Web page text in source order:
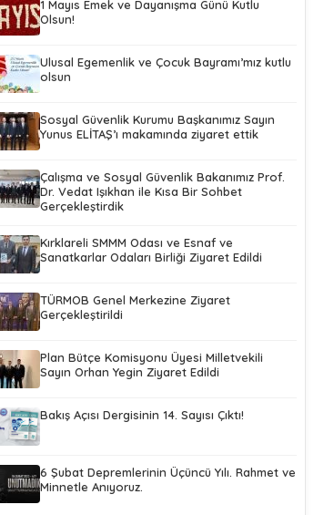
1 Mayıs Emek ve Dayanışma Günü Kutlu
Olsun!
Ulusal Egemenlik ve Çocuk Bayramı’mız kutlu
olsun
Sosyal Güvenlik Kurumu Başkanımız Sayın
Yunus ELİTAŞ’ı makamında ziyaret ettik
Çalışma ve Sosyal Güvenlik Bakanımız Prof.
Dr. Vedat Işıkhan ile Kısa Bir Sohbet
Gerçekleştirdik
Kırklareli SMMM Odası ve Esnaf ve
Sanatkarlar Odaları Birliği Ziyaret Edildi
TÜRMOB Genel Merkezine Ziyaret
Gerçekleştirildi
Plan Bütçe Komisyonu Üyesi Milletvekili
Sayın Orhan Yegin Ziyaret Edildi
Bakış Açısı Dergisinin 14. Sayısı Çıktı!
6 Şubat Depremlerinin Üçüncü Yılı. Rahmet ve
Minnetle Anıyoruz.